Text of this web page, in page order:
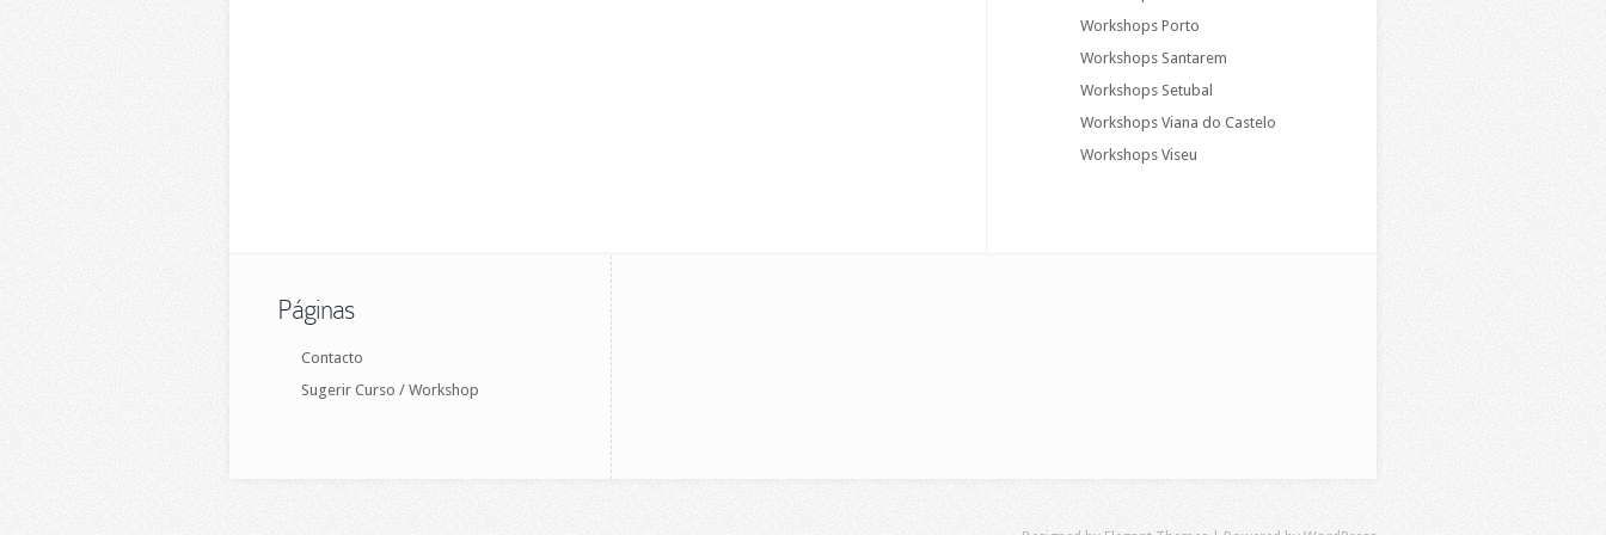
Workshops Porto
Workshops Santarem
Workshops Setubal
Workshops Viana do Castelo
Workshops Viseu
Páginas
Contacto
Sugerir Curso / Workshop